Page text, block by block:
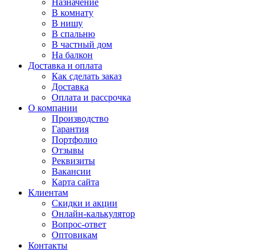
Назначение
В комнату
В нишу
В спальню
В частный дом
На балкон
Доставка и оплата
Как сделать заказ
Доставка
Оплата и рассрочка
О компании
Производство
Гарантия
Портфолио
Отзывы
Реквизиты
Вакансии
Карта сайта
Клиентам
Скидки и акции
Онлайн-калькулятор
Вопрос-ответ
Оптовикам
Контакты